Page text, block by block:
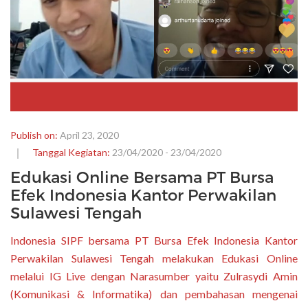
Publish on: April 23, 2020
Tanggal Kegiatan: 23/04/2020 - 23/04/2020
Edukasi Online Bersama PT Bursa
Efek Indonesia Kantor Perwakilan
Sulawesi Tengah
Indonesia SIPF bersama PT Bursa Efek Indonesia Kantor
Perwakilan Sulawesi Tengah melakukan Edukasi Online
melalui IG Live dengan Narasumber yaitu Zulrasydi Amin
(Komunikasi & Informatika) dan pembahasan mengenai